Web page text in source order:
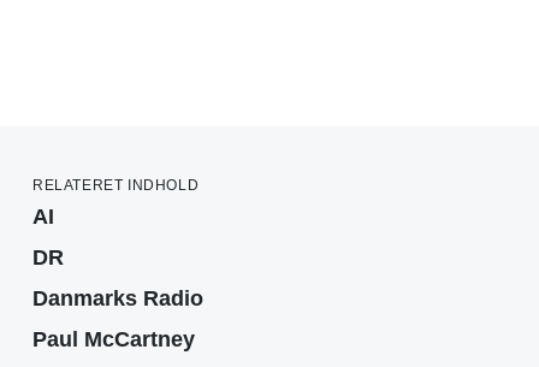
RELATERET INDHOLD
AI
DR
Danmarks Radio
Paul McCartney